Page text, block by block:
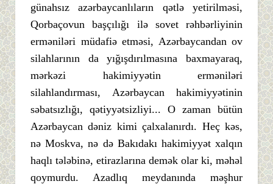
günahsız azərbaycanlıların qətlə yetirilməsi,
Qorbaçovun başçılığı ilə sovet rəhbərliyinin
erməniləri müdafiə etməsi, Azərbaycandan ov
silahlarının da yığışdırılmasına baxmayaraq,
mərkəzi hakimiyyətin erməniləri
silahlandırması, Azərbaycan hakimiyyətinin
səbatsızlığı, qətiyyətsizliyi... O zaman bütün
Azərbaycan dəniz kimi çalxalanırdı. Heç kəs,
nə Moskva, nə də Bakıdakı hakimiyyət xalqın
haqlı tələbinə, etirazlarına demək olar ki, məhəl
qoymurdu. Azadlıq meydanında məşhur